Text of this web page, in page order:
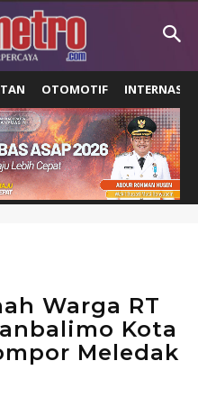
OTOMOTIF
Warga RT
Kota
Meledak